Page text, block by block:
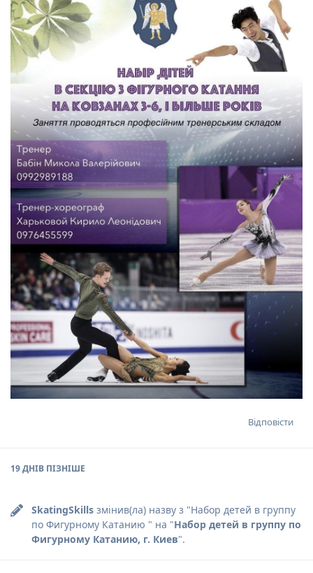
Відповісти
19 ДНІВ ПІЗНІШЕ
SkatingSkills змінив(ла) назву з "Набор детей в группу
по Фигурному Катанию " на "Набор детей в группу по
Фигурному Катанию, г. Киев".